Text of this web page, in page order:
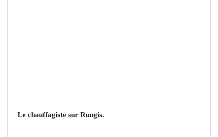
Le chauffagiste sur Rungis.